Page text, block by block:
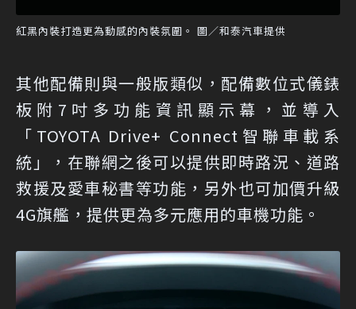
紅黑內裝打造更為動感的內裝氛圍。 圖／和泰汽車提供
其他配備則與一般版類似，配備數位式儀錶
板附7吋多功能資訊顯示幕，並導入
「TOYOTA Drive+ Connect智聯車載系
統」，在聯網之後可以提供即時路況、道路
救援及愛車秘書等功能，另外也可加價升級
4G旗艦，提供更為多元應用的車機功能。